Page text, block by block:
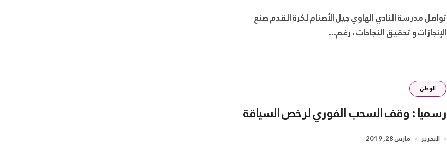
تواصل مدرسة النادي الهاوي جيل الأصنام لكرة القدم صنع
الإنجازات و تحقيق النجاحات ، رغم...
الوطن
رسميا : وقف السحب الفوري لرخص السياقة
التحرير مارس 28, 2019